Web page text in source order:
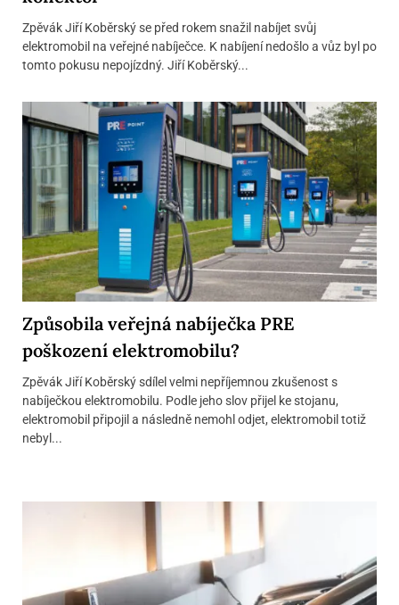
Zpěvák Jiří Koběrský se před rokem snažil nabíjet svůj
elektromobil na veřejné nabíječce. K nabíjení nedošlo a vůz byl po
tomto pokusu nepojízdný. Jiří Koběrský...
Způsobila veřejná nabíječka PRE
poškození elektromobilu?
Zpěvák Jiří Koběrský sdílel velmi nepříjemnou zkušenost s
nabíječkou elektromobilu. Podle jeho slov přijel ke stojanu,
elektromobil připojil a následně nemohl odjet, elektromobil totiž
nebyl...